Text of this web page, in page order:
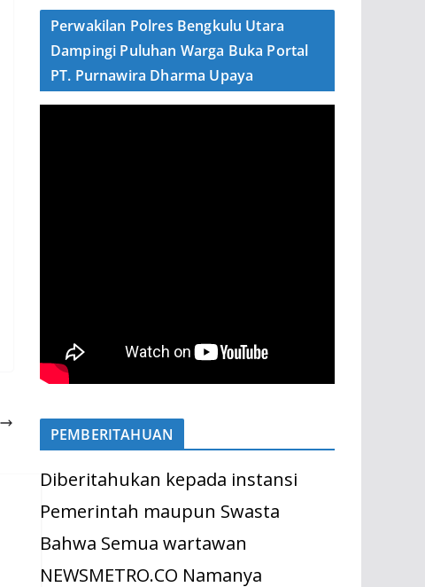
Perwakilan Polres Bengkulu Utara
Dampingi Puluhan Warga Buka Portal
PT. Purnawira Dharma Upaya
PEMBERITAHUAN
Diberitahukan kepada instansi
Pemerintah maupun Swasta
Bahwa Semua wartawan
NEWSMETRO.CO Namanya